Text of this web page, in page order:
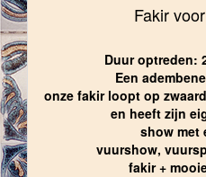
Fakir
Duur optreden:
Een
onze fakir loopt op
en heeft zijn
show met
vuurshow,
fakir +